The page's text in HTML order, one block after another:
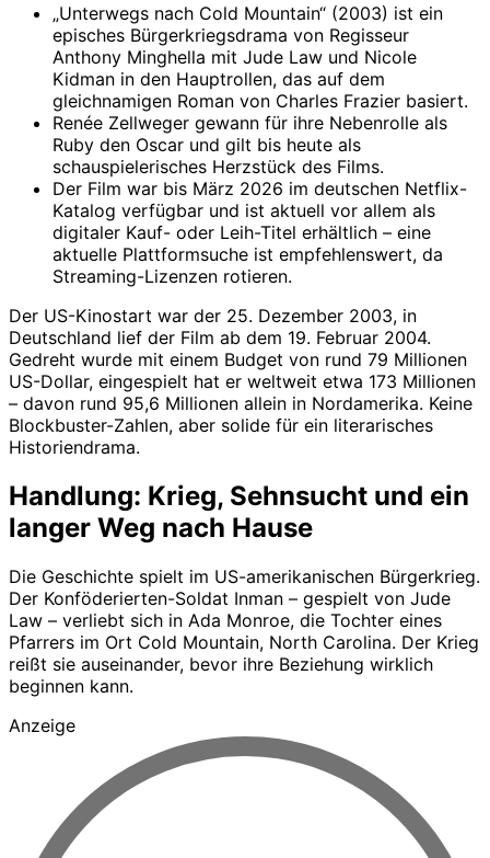
„Unterwegs nach Cold Mountain“ (2003) ist ein
episches Bürgerkriegsdrama von Regisseur
Anthony Minghella mit Jude Law und Nicole
Kidman in den Hauptrollen, das auf dem
gleichnamigen Roman von Charles Frazier basiert.
Renée Zellweger gewann für ihre Nebenrolle als
Ruby den Oscar und gilt bis heute als
schauspielerisches Herzstück des Films.
Der Film war bis März 2026 im deutschen Netflix-
Katalog verfügbar und ist aktuell vor allem als
digitaler Kauf- oder Leih-Titel erhältlich – eine
aktuelle Plattformsuche ist empfehlenswert, da
Streaming-Lizenzen rotieren.
Der US-Kinostart war der 25. Dezember 2003, in
Deutschland lief der Film ab dem 19. Februar 2004.
Gedreht wurde mit einem Budget von rund 79 Millionen
US-Dollar, eingespielt hat er weltweit etwa 173 Millionen
– davon rund 95,6 Millionen allein in Nordamerika. Keine
Blockbuster-Zahlen, aber solide für ein literarisches
Historiendrama.
Handlung: Krieg, Sehnsucht und ein
langer Weg nach Hause
Die Geschichte spielt im US-amerikanischen Bürgerkrieg.
Der Konföderierten-Soldat Inman – gespielt von Jude
Law – verliebt sich in Ada Monroe, die Tochter eines
Pfarrers im Ort Cold Mountain, North Carolina. Der Krieg
reißt sie auseinander, bevor ihre Beziehung wirklich
beginnen kann.
Anzeige